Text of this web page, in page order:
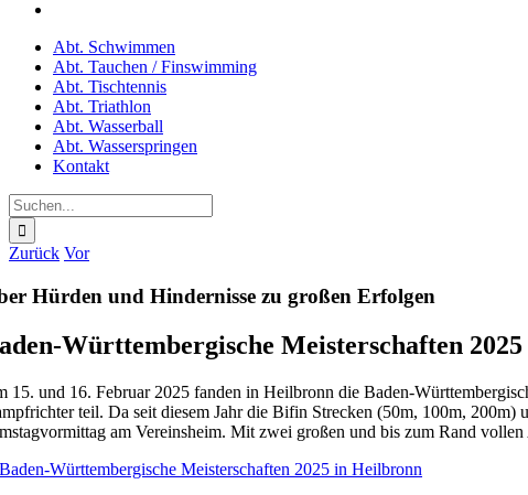
Abt. Schwimmen
Abt. Tauchen / Finswimming
Abt. Tischtennis
Abt. Triathlon
Abt. Wasserball
Abt. Wasserspringen
Kontakt
Suche
nach:
Zurück Vor
Hürden und Hindernisse zu großen Erfolgen
Württembergische Meisterschaften
15. und 16. Februar 2025 fanden in Heilbronn die Baden-
teil. Da seit diesem Jahr die Bifin Strecken (50m, 100m,
am Vereinsheim. Mit zwei großen und bis zum Rand